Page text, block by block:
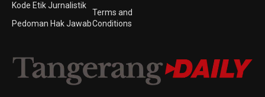
Kode Etik Jurnalistik
Pedoman Hak Jawab
Terms and
Conditions